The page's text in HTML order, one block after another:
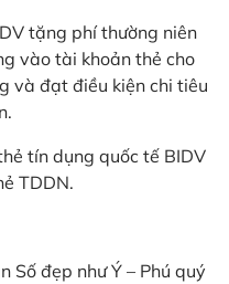
tặng phí thường niên
vào tài khoản thẻ cho
và đạt điều kiện chi tiêu
tín dụng quốc tế BIDV
TDDN.
Số đẹp như Ý – Phú quý